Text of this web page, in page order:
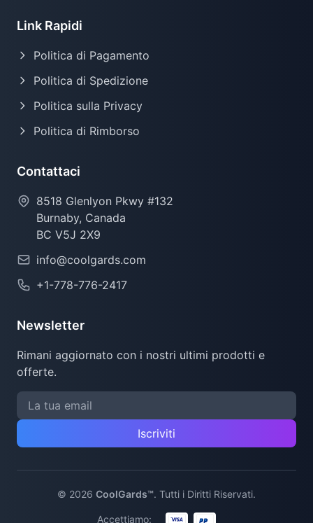
Link Rapidi
Politica di Pagamento
Politica di Spedizione
Politica sulla Privacy
Politica di Rimborso
Contattaci
8518 Glenlyon Pkwy #132
Burnaby, Canada
BC V5J 2X9
info@coolgards.com
+1-778-776-2417
Newsletter
Rimani aggiornato con i nostri ultimi prodotti e
offerte.
Iscriviti
© 2026 CoolGards™. Tutti i Diritti Riservati.
Accettiamo: